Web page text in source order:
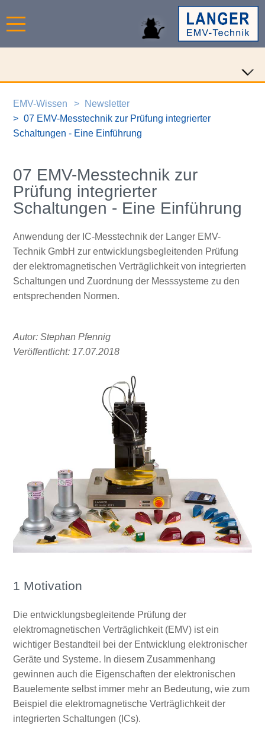
EMV-Wissen
Newsletter
07 EMV-Messtechnik zur Prüfung integrierter
Schaltungen - Eine Einführung
07 EMV-Messtechnik zur
Prüfung integrierter
Schaltungen - Eine Einführung
Anwendung der IC-Messtechnik der Langer EMV-
Technik GmbH zur entwicklungsbegleitenden Prüfung
der elektromagnetischen Verträglichkeit von integrierten
Schaltungen und Zuordnung der Messsysteme zu den
entsprechenden Normen.
Autor: Stephan Pfennig
Veröffentlicht: 17.07.2018
1 Motivation
Die entwicklungsbegleitende Prüfung der
elektromagnetischen Verträglichkeit (EMV) ist ein
wichtiger Bestandteil bei der Entwicklung elektronischer
Geräte und Systeme. In diesem Zusammenhang
gewinnen auch die Eigenschaften der elektronischen
Bauelemente selbst immer mehr an Bedeutung, wie zum
Beispiel die elektromagnetische Verträglichkeit der
integrierten Schaltungen (ICs).